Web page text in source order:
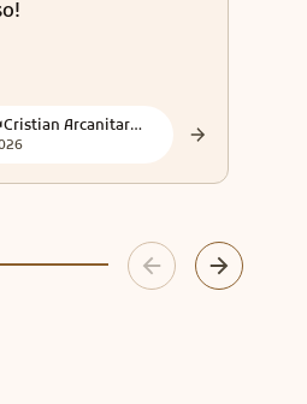
👑Cristian Arcanitarocchi👑 Official